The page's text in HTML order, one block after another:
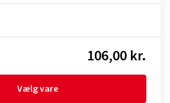
106,00 kr.
Vælg vare